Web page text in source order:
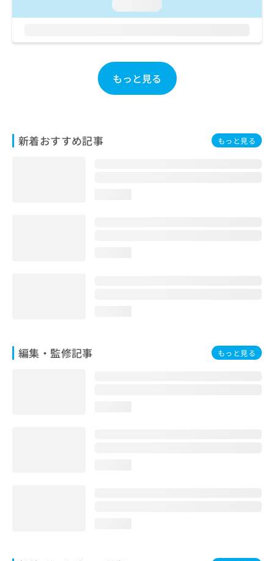
もっと見る
新着おすすめ記事 もっと見る
編集・監修記事 もっと見る
問
合